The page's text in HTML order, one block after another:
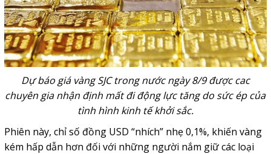
Dự báo giá vàng SJC trong nước ngày 8/9 được cac
chuyên gia nhận định mất đi động lực tăng do sức ép của
tình hình kinh tế khởi sắc.
Phiên này, chỉ số đồng USD “nhích” nhẹ 0,1%, khiến vàng
kém hấp dẫn hơn đối với những người nắm giữ các loại